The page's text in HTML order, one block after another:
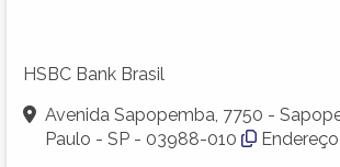
HSBC Bank Brasil
Avenida Sapopemba, 7750 -
Paulo - SP - 03988-010